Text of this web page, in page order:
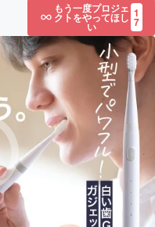
もう一度プロジェ
クトをやってほし
い
1
7